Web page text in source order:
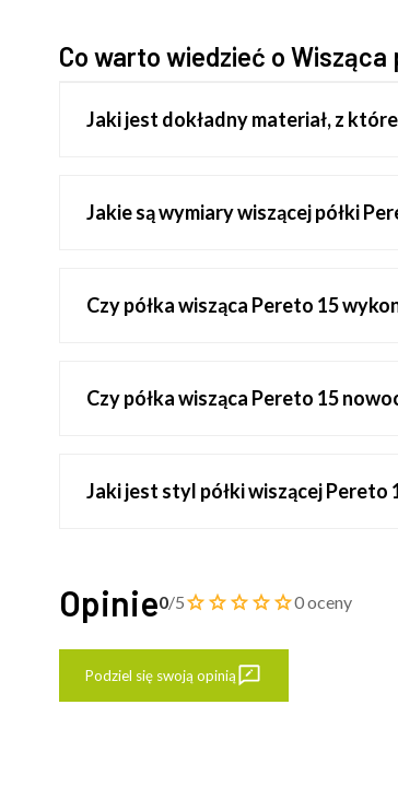
Co warto wiedzieć o Wisząca
Jaki jest dokładny materiał, z
Jakie są wymiary wiszącej półki
Czy półka wisząca Pereto 15
Czy półka wisząca Pereto 15
Jaki jest styl półki wiszącej Pereto
Opinie0/5 0 oceny
Podziel się swoją opinią